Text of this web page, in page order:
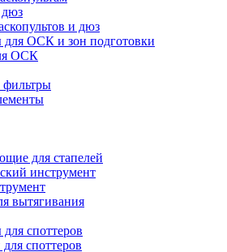
и дюз
для ОСК и зон подготовки
ОСК
для стапелей
инструмент
вытягивания
споттеров
споттеров